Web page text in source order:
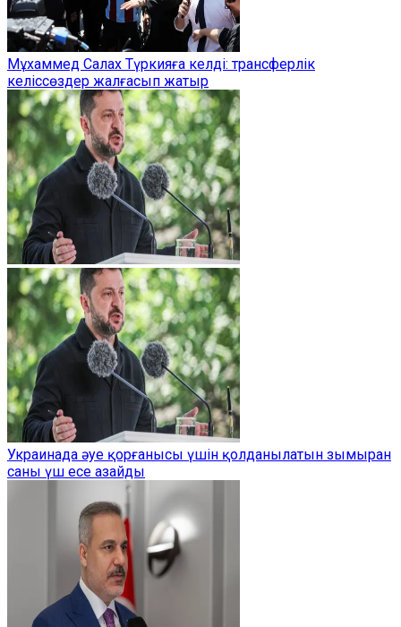
Мұхаммед Салах Түркияға келді: трансферлік
келіссөздер жалғасып жатыр
Украинада әуе қорғанысы үшін қолданылатын зымыран
саны үш есе азайды